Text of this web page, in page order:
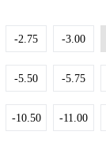
-2.75 -3.00
-5.50 -5.75
-10.50 -11.00